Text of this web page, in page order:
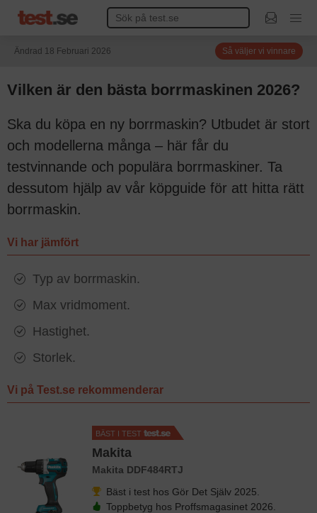
Ändrad 18 Februari 2026 Så väljer vi vinnare
Vilken är den bästa borrmaskinen 2026?
Ska du köpa en ny borrmaskin? Utbudet är stort
och modellerna många – här får du
testvinnande och populära borrmaskiner. Ta
dessutom hjälp av vår köpguide för att hitta rätt
borrmaskin.
Vi har jämfört
Typ av borrmaskin.
Max vridmoment.
Hastighet.
Storlek.
Vi på Test.se rekommenderar
BÄST I TEST
Makita
Makita DDF484RTJ
Bäst i test hos Gör Det Själv 2025.
Toppbetyg hos Proffsmagasinet 2026.